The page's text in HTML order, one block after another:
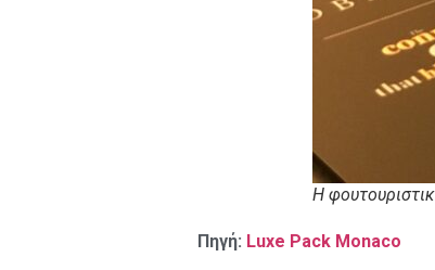
Η
Πηγή: Luxe Pack Monaco